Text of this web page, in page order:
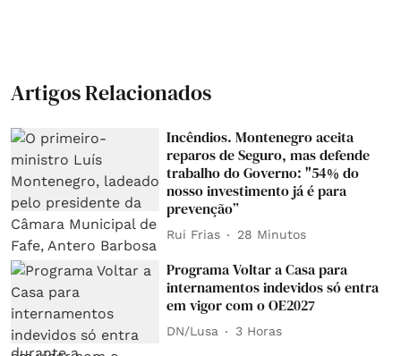
Artigos Relacionados
Incêndios. Montenegro aceita
reparos de Seguro, mas defende
trabalho do Governo: "54% do
nosso investimento já é para
prevenção”
Rui Frias 28 Minutos
Programa Voltar a Casa para
internamentos indevidos só entra
em vigor com o OE2027
DN/Lusa 3 Horas